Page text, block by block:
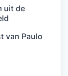
uit de
van Paulo